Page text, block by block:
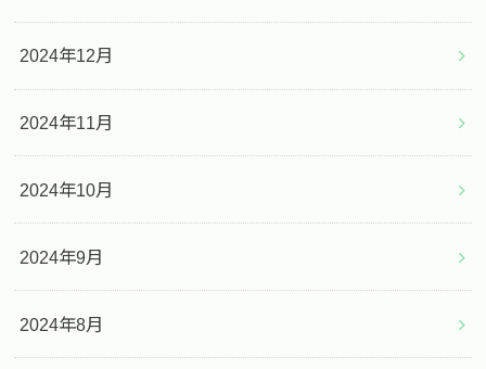
2024年12月
2024年11月
2024年10月
2024年9月
2024年8月